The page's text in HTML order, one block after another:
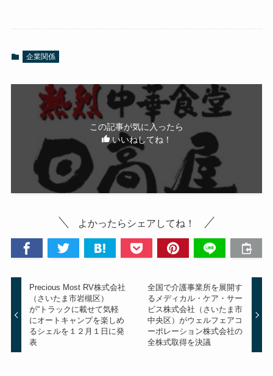
企業関係
この記事が気に入ったら
いいねしてね！
よかったらシェアしてね！
Precious Most RV株式会社
（さいたま市岩槻区）
が“トラックに載せて気軽
にオートキャンプを楽しめ
るシェルを１２月１日に発
表
全国で介護事業所を展開す
るメディカル・ケア・サー
ビス株式会社（さいたま市
中央区）がウェルフェアコ
ーポレーション株式会社の
全株式取得を決議